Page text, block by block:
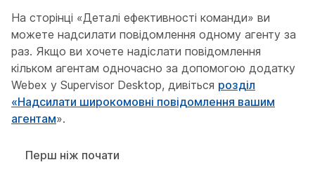
На сторінці «Деталі ефективності команди» ви
можете надсилати повідомлення одному агенту за
раз. Якщо ви хочете надіслати повідомлення
кільком агентам одночасно за допомогою додатку
Webex у Supervisor Desktop, дивіться розділ
«Надсилати широкомовні повідомлення вашим
агентам».
Перш ніж почати